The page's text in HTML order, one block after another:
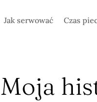
Jak serwować Czas
Moja